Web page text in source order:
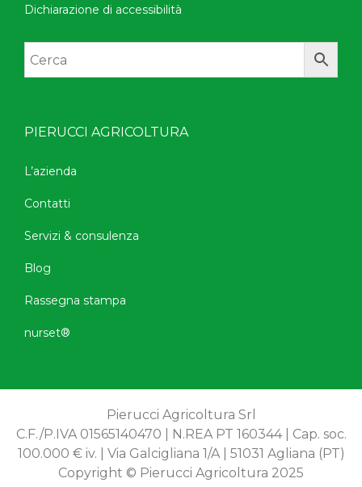
Dichiarazione di accessibilità
PIERUCCI AGRICOLTURA
L’azienda
Contatti
Servizi & consulenza
Blog
Rassegna stampa
nurset®
Pierucci Agricoltura Srl
C.F./P.IVA 01565140470 | N.REA PT 160344 | Cap. soc.
100.000 € iv. | Via Galcigliana 1/A | 51031 Agliana (PT)
Copyright © Pierucci Agricoltura 2025